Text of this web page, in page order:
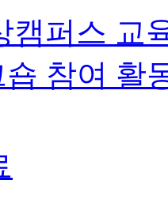
캠퍼스 교
참여 활